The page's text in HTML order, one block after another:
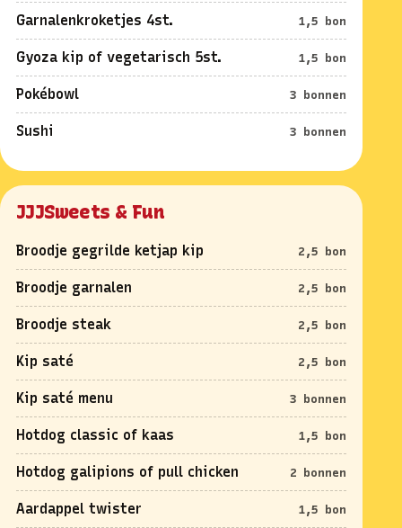
Garnalenkroketjes 4st. 1,5 bon
Gyoza kip of vegetarisch 5st. 1,5 bon
Pokébowl 3 bonnen
Sushi 3 bonnen
JJJSweets & Fun
Broodje gegrilde ketjap kip 2,5 bon
Broodje garnalen 2,5 bon
Broodje steak 2,5 bon
Kip saté 2,5 bon
Kip saté menu 3 bonnen
Hotdog classic of kaas 1,5 bon
Hotdog galipions of pull chicken 2 bonnen
Aardappel twister 1,5 bon